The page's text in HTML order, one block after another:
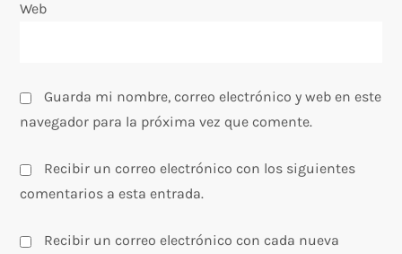
Web
Guarda mi nombre, correo electrónico y web en este
navegador para la próxima vez que comente.
Recibir un correo electrónico con los siguientes
comentarios a esta entrada.
Recibir un correo electrónico con cada nueva